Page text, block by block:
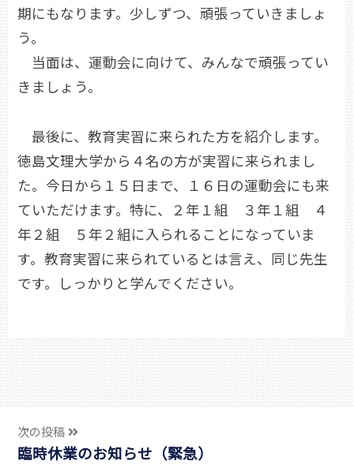
期にもなります。少しずつ、頑張っていきましょ
う。
当面は、運動会に向けて、みんなで頑張ってい
きましょう。
最後に、教育実習に来られた方を紹介します。
徳島文理大学から４名の方が実習に来られまし
た。今日から１５日まで、１６日の運動会にも来
ていただけます。特に、２年１組 ３年１組 ４
年２組 ５年２組に入られることになっていま
す。教育実習に来られているとは言え、同じ先生
です。しっかりと学んでください。
次の投稿
臨時休業のお知らせ（緊急）